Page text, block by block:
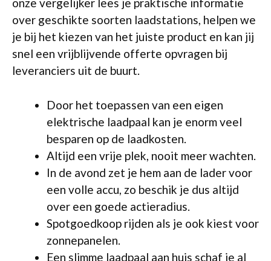
over geschikte soorten laadstations, helpen we
je bij het kiezen van het juiste product en kan jij
snel een vrijblijvende offerte opvragen bij
leveranciers uit de buurt.
Door het toepassen van een eigen
elektrische laadpaal kan je enorm veel
besparen op de laadkosten.
Altijd een vrije plek, nooit meer wachten.
In de avond zet je hem aan de lader voor
een volle accu, zo beschik je dus altijd
over een goede actieradius.
Spotgoedkoop rijden als je ook kiest voor
zonnepanelen.
Een slimme laadpaal aan huis schaf je al